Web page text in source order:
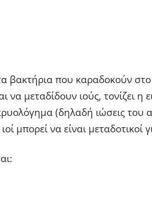
βακτήρια που καραδοκούν
μεταδίδουν ιούς, τονίζει η
(δηλαδή ιώσεις του
μπορεί να είναι μεταδοτικοί